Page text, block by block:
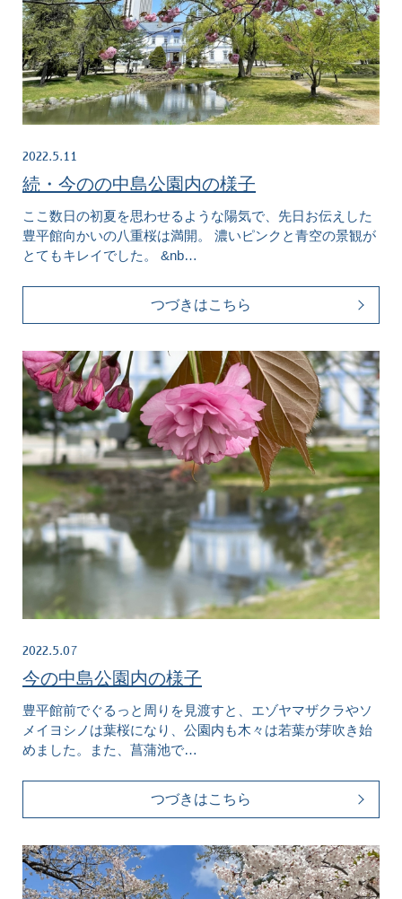
2022.5.11
続・今のの中島公園内の様子
ここ数日の初夏を思わせるような陽気で、先日お伝えした
豊平館向かいの八重桜は満開。 濃いピンクと青空の景観が
とてもキレイでした。 &nb…
つづきはこちら
2022.5.07
今の中島公園内の様子
豊平館前でぐるっと周りを見渡すと、エゾヤマザクラやソ
メイヨシノは葉桜になり、公園内も木々は若葉が芽吹き始
めました。また、菖蒲池で…
つづきはこちら